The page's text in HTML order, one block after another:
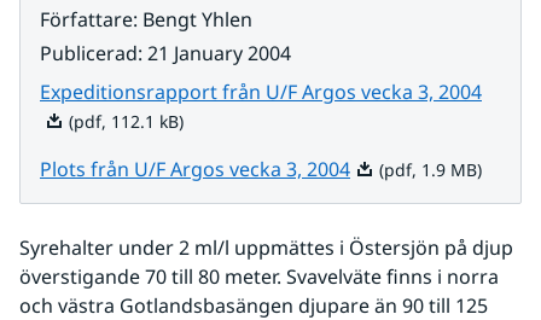
Författare: Bengt Yhlen
Publicerad: 21 January 2004
Expeditionsrapport från U/F Argos vecka 3, 2004Pdf,
(pdf, 112.1 kB)
Plots från U/F Argos vecka 3, 2004Pdf, 1.9 MB.
(pdf, 1.9 MB)
Syrehalter under 2 ml/l uppmättes i Östersjön på djup
överstigande 70 till 80 meter. Svavelväte finns i norra
och västra Gotlandsbasängen djupare än 90 till 125